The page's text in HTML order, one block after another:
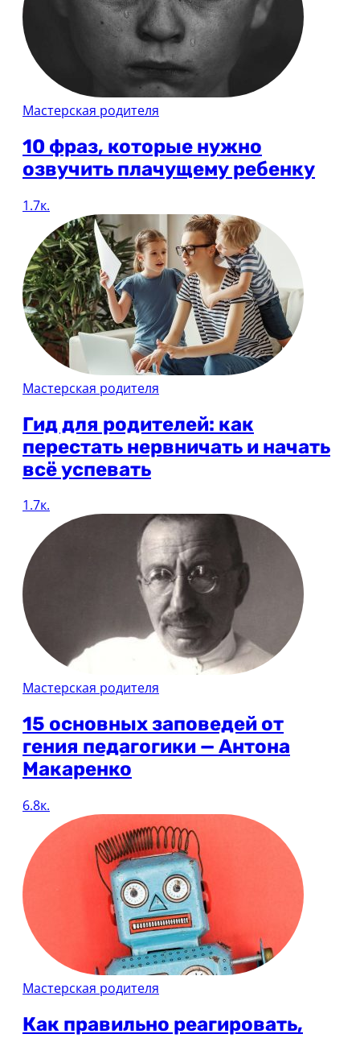
Мастерская родителя
10 фраз, которые нужно
озвучить плачущему ребенку
1.7к.
Мастерская родителя
Гид для родителей: как
перестать нервничать и начать
всё успевать
1.7к.
Мастерская родителя
15 основных заповедей от
гения педагогики — Антона
Макаренко
6.8к.
Мастерская родителя
Как правильно реагировать,